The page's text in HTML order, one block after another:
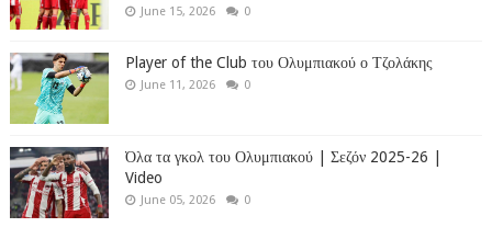
June 15, 2026 0
Player of the Club του Ολυμπιακού ο Τζολάκης
June 11, 2026 0
Όλα τα γκολ του Ολυμπιακού | Σεζόν 2025-26 |
Video
June 05, 2026 0